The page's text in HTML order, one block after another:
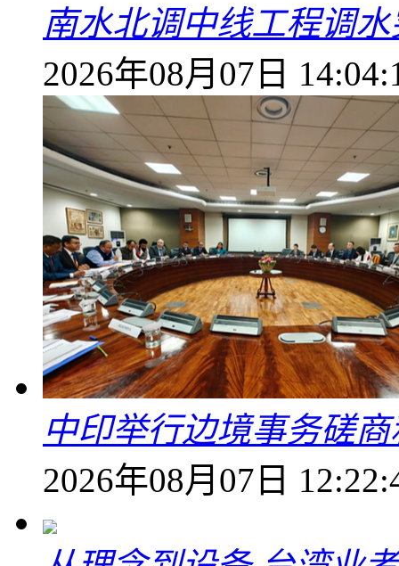
南水北调中线工程调
2026年08月07日
中印举行边境事务磋
2026年08月07日